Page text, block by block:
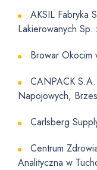
AKSIL Fabryka
Lakierowanych
Browar Okocim
CANPACK
Napojowych,
Carlsberg
Centrum
Analityczna w